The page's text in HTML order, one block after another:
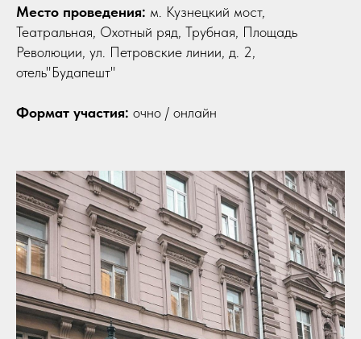
Место проведения: м. Кузнецкий мост,
Театральная, Охотный ряд, Трубная, Площадь
Революции, ул. Петровские линии, д. 2,
отель"Будапешт"
Формат участия: очно / онлайн